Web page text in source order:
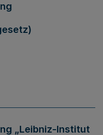
„Leibniz-Institut